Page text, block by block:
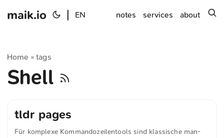
maik.io EN notes services about
Home »tags
Shell
tldr pages
Für komplexe Kommandozeilentools sind klassische man-